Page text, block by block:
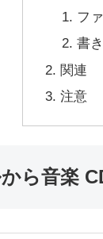
フ
書
関連
注意
ら音楽